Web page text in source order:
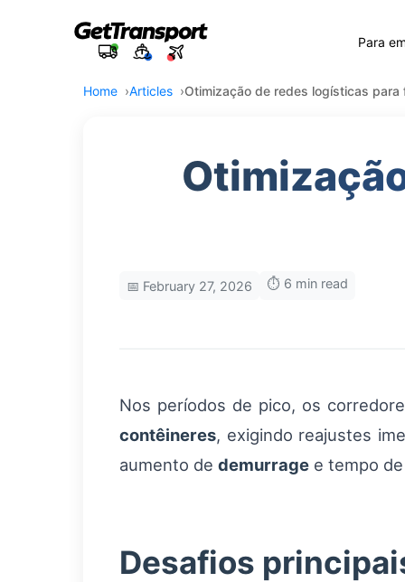
Para
Home Articles Otimização de redes logísticas para
📅 February 27, 2026 ⏱️ 6 min read
Nos períodos de pico, os
contêineres, exigindo reajustes
aumento de demurrage e tempo
Desafios